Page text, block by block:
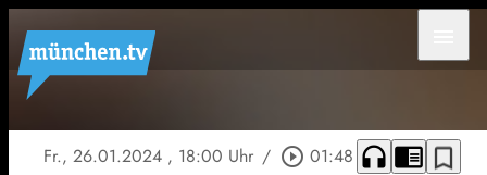
Fr., 26.01.2024 , 18:00 Uhr / play_circle_outline 01:48 headphones chrome_reader_mode bookmark_border